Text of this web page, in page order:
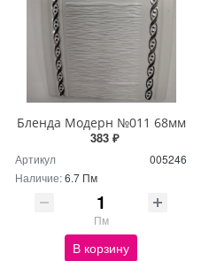
Бленда Модерн №011 68мм
383 ₽
Артикул
005246
Наличие:6.7 Пм
Пм
В корзину